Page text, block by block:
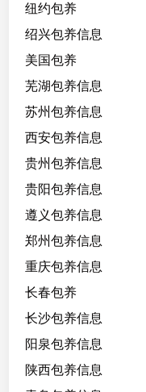
纽约包养
绍兴包养信息
美国包养
芜湖包养信息
苏州包养信息
西安包养信息
贵州包养信息
贵阳包养信息
遵义包养信息
郑州包养信息
重庆包养信息
长春包养
长沙包养信息
阳泉包养信息
陕西包养信息